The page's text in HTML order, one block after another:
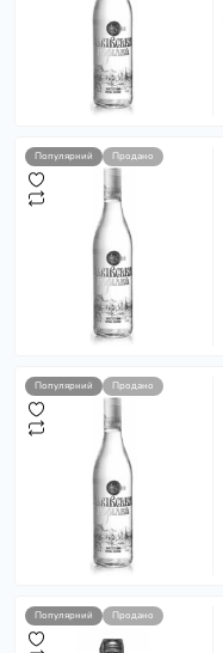
Популярний Продано
Популярний Продано
Популярний Продано